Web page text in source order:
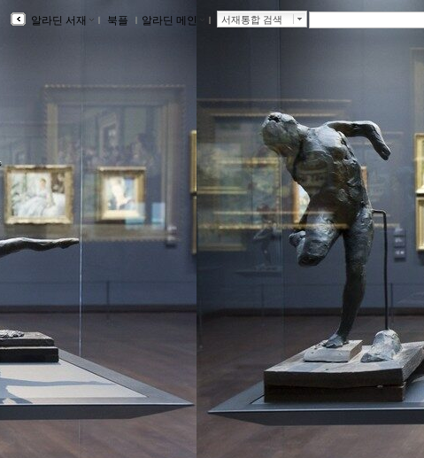
알라딘 서재 ｌ 북플 ｌ 알라딘 메인 ｌ 서재통합 검색